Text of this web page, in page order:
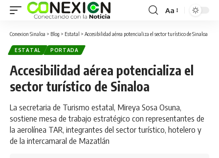
Aa
Conexion Sinaloa > Blog > Estatal > Accesibilidad aérea potencializa el sector turístico de Sinaloa
ESTATAL PORTADA
Accesibilidad aérea potencializa el
sector turístico de Sinaloa
La secretaria de Turismo estatal, Mireya Sosa Osuna,
sostiene mesa de trabajo estratégico con representantes de
la aerolínea TAR, integrantes del sector turístico, hotelero y
de la intercamaral de Mazatlán